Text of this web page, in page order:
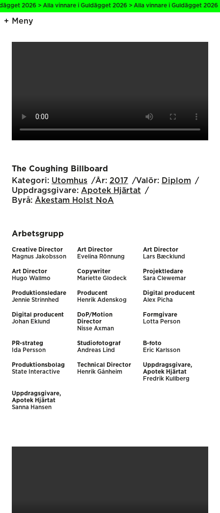
2026 > Alla vinnare i Guldägget 2026 > Alla vinnare i Guldägget
Meny
The Coughing Billboard
Kategori: Utomhus År: 2017 Valör: Diplom
Uppdragsgivare: Apotek Hjärtat
Byrå: Åkestam Holst NoA
Arbetsgrupp
Creative Director
Magnus Jakobsson
Art Director
Evelina Rönnung
Art Director
Lars Bæcklund
Art Director
Hugo Wallmo
Copywriter
Mariette Glodeck
Projektledare
Sara Clewemar
Produktionsledare
Jennie Strinnhed
Producent
Henrik Adenskog
Digital producent
Alex Picha
Digital producent
Johan Eklund
DoP/Motion
Director
Nisse Axman
Formgivare
Lotta Person
PR-strateg
Ida Persson
Studiofotograf
Andreas Lind
B-foto
Eric Karlsson
Produktionsbolag
State Interactive
Technical Director
Henrik Gånheim
Uppdragsgivare,
Apotek Hjärtat
Fredrik Kullberg
Uppdragsgivare,
Apotek Hjärtat
Sanna Hansen